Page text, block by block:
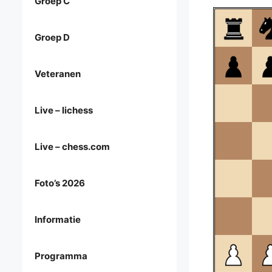
Groep D
Veteranen
Live – lichess
Live – chess.com
Foto’s 2026
Informatie
Programma